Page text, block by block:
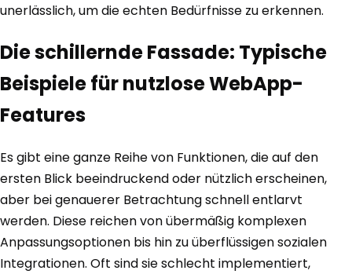
unerlässlich, um die echten Bedürfnisse zu erkennen.
Die schillernde Fassade: Typische
Beispiele für nutzlose WebApp-
Features
Es gibt eine ganze Reihe von Funktionen, die auf den
ersten Blick beeindruckend oder nützlich erscheinen,
aber bei genauerer Betrachtung schnell entlarvt
werden. Diese reichen von übermäßig komplexen
Anpassungsoptionen bis hin zu überflüssigen sozialen
Integrationen. Oft sind sie schlecht implementiert,